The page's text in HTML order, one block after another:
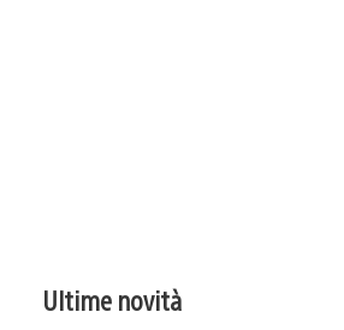
Ultime novità